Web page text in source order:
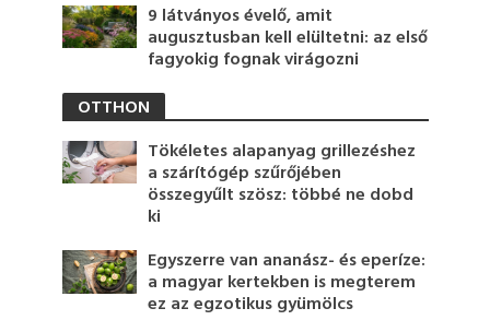
9 látványos évelő, amit
augusztusban kell elültetni: az első
fagyokig fognak virágozni
OTTHON
Tökéletes alapanyag grillezéshez
a szárítógép szűrőjében
összegyűlt szösz: többé ne dobd
ki
Egyszerre van ananász- és eperíze:
a magyar kertekben is megterem
ez az egzotikus gyümölcs